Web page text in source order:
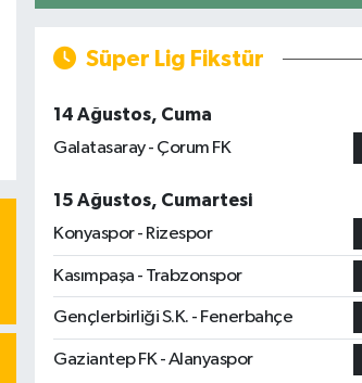
Süper Lig Fikstür
14 Ağustos, Cuma
Galatasaray - Çorum FK
15 Ağustos, Cumartesi
Konyaspor - Rizespor
Kasımpaşa - Trabzonspor
Gençlerbirliği S.K. - Fenerbahçe
Gaziantep FK - Alanyaspor